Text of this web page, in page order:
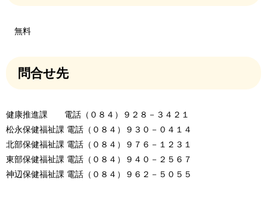
無料
問合せ先
健康推進課 電話（０８４）９２８－３４２１
松永保健福祉課 電話（０８４）９３０－０４１４
北部保健福祉課 電話（０８４）９７６－１２３１
東部保健福祉課 電話（０８４）９４０－２５６７
神辺保健福祉課 電話（０８４）９６２－５０５５